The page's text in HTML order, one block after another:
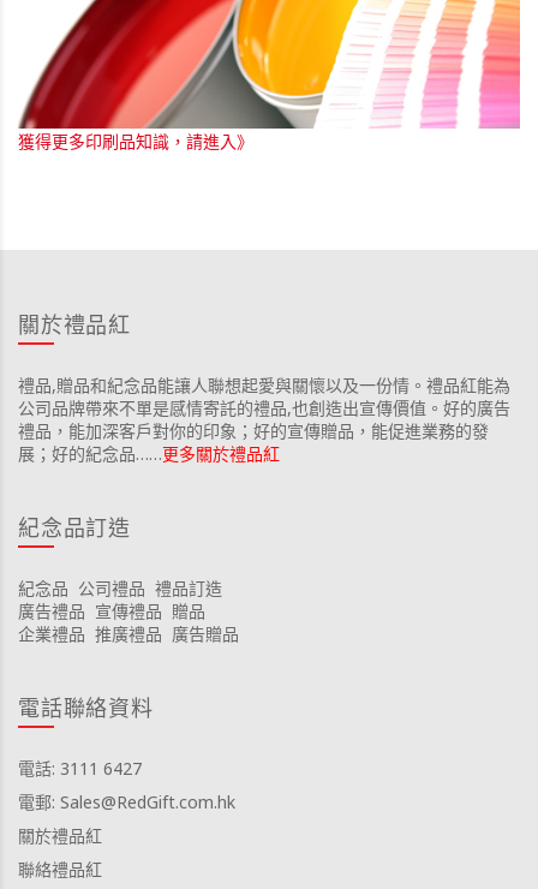
獲得更多印刷品知識，請進入》
關於禮品紅
禮品,贈品和紀念品能讓人聯想起愛與關懷以及一份情。禮品紅能為
公司品牌帶來不單是感情寄託的禮品,也創造出宣傳價值。好的廣告
禮品，能加深客戶對你的印象；好的宣傳贈品，能促進業務的發
展；好的紀念品……更多關於禮品紅
紀念品訂造
紀念品 公司禮品 禮品訂造
廣告禮品 宣傳禮品 贈品
企業禮品 推廣禮品 廣告贈品
電話聯絡資料
電話: 3111 6427
電郵: Sales@RedGift.com.hk
關於禮品紅
聯絡禮品紅